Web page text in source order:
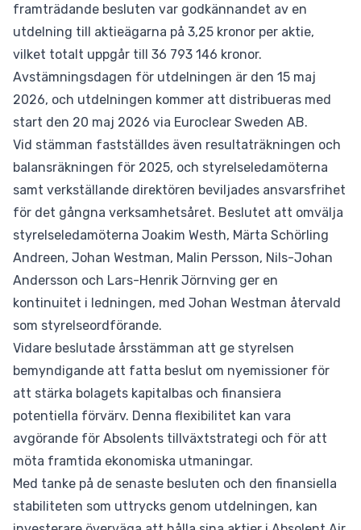
framträdande besluten var godkännandet av en
utdelning till aktieägarna på 3,25 kronor per aktie,
vilket totalt uppgår till 36 793 146 kronor.
Avstämningsdagen för utdelningen är den 15 maj
2026, och utdelningen kommer att distribueras med
start den 20 maj 2026 via Euroclear Sweden AB.
Vid stämman fastställdes även resultaträkningen och
balansräkningen för 2025, och styrelseledamöterna
samt verkställande direktören beviljades ansvarsfrihet
för det gångna verksamhetsåret. Beslutet att omvälja
styrelseledamöterna Joakim Westh, Märta Schörling
Andreen, Johan Westman, Malin Persson, Nils-Johan
Andersson och Lars-Henrik Jörnving ger en
kontinuitet i ledningen, med Johan Westman återvald
som styrelseordförande.
Vidare beslutade årsstämman att ge styrelsen
bemyndigande att fatta beslut om nyemissioner för
att stärka bolagets kapitalbas och finansiera
potentiella förvärv. Denna flexibilitet kan vara
avgörande för Absolents tillväxtstrategi och för att
möta framtida ekonomiska utmaningar.
Med tanke på de senaste besluten och den finansiella
stabiliteten som uttrycks genom utdelningen, kan